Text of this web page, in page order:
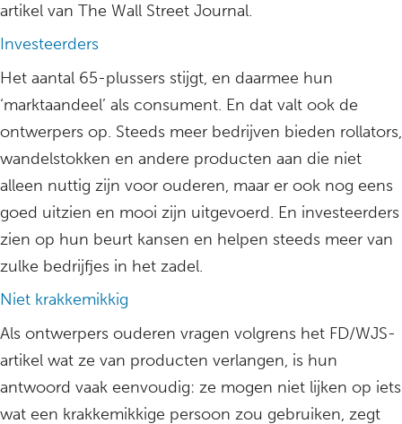
artikel van The Wall Street Journal.
Investeerders
Het aantal 65-plussers stijgt, en daarmee hun
‘marktaandeel’ als consument. En dat valt ook de
ontwerpers op. Steeds meer bedrijven bieden rollators,
wandelstokken en andere producten aan die niet
alleen nuttig zijn voor ouderen, maar er ook nog eens
goed uitzien en mooi zijn uitgevoerd. En investeerders
zien op hun beurt kansen en helpen steeds meer van
zulke bedrijfjes in het zadel.
Niet krakkemikkig
Als ontwerpers ouderen vragen volgrens het FD/WJS-
artikel wat ze van producten verlangen, is hun
antwoord vaak eenvoudig: ze mogen niet lijken op iets
wat een krakkemikkige persoon zou gebruiken, zegt